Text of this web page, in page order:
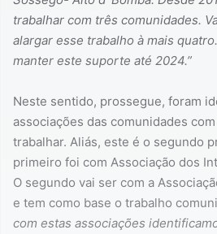
trabalhar com três comunidades.
alargar esse trabalho à mais
manter este suporte até 2024.”
Neste sentido, prossegue, foram
associações das comunidades
trabalhar. Aliás, este é o segundo
primeiro foi com Associação dos
O segundo vai ser com a
e tem como base o trabalho
com estas associações